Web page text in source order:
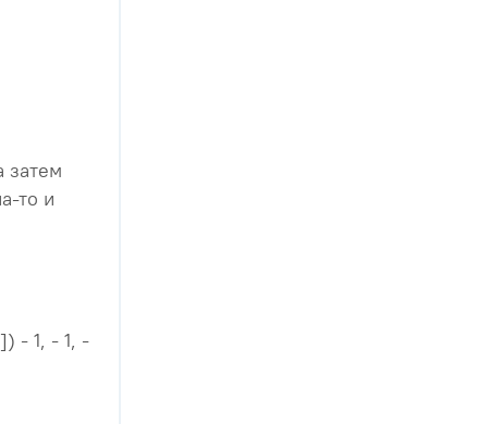
затем
то и
- 1, - 1, -